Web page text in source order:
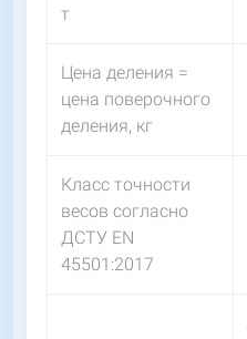
т
Цена деления =
цена поверочного
деления, кг
Класс точности
весов согласно
ДСТУ EN
45501:2017